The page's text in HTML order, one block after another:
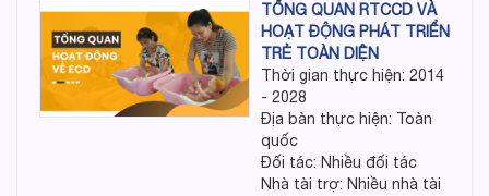
TỔNG QUAN RTCCD VÀ
HOẠT ĐỘNG PHÁT TRIỂN
TRẺ TOÀN DIỆN
Thời gian thực hiện: 2014
- 2028
Địa bàn thực hiện: Toàn
quốc
Đối tác: Nhiều đối tác
Nhà tài trợ: Nhiều nhà tài